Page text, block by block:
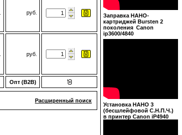
руб.
руб.
Опт (B2B)
Расширенный поиск
Заправка НАНО-
картриджей Bursten 2
поколения Canon
ip3600/4840
Установка НАНО 3
(бесшлейфовой С.Н.П.Ч.)
в принтер Canon iP4940